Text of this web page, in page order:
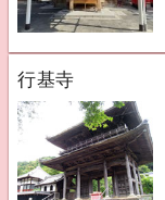
行基寺